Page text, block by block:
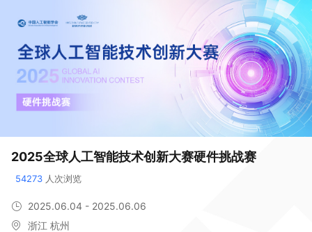
2025全球人工智能技术创新大赛硬件挑战赛
54273 人次浏览
2025.06.04 - 2025.06.06
浙江 杭州